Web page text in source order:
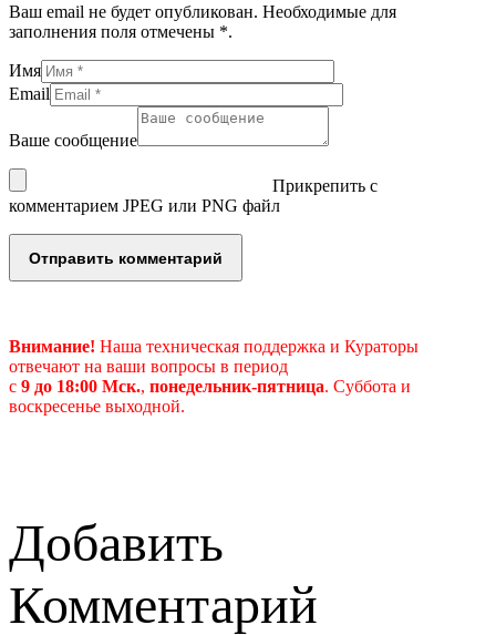
Ваш email не будет опубликован. Необходимые для
заполнения поля отмечены *.
Имя
Email
Ваше сообщение
Прикрепить с
комментарием JPEG или PNG файл
Внимание! Наша техническая поддержка и Кураторы
отвечают на ваши вопросы в период
с 9 до 18:00 Мск., понедельник-пятница. Суббота и
воскресенье выходной.
Добавить
Комментарий